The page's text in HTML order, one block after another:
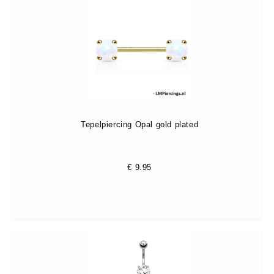
Tepelpiercing Opal gold plated
€ 9.95